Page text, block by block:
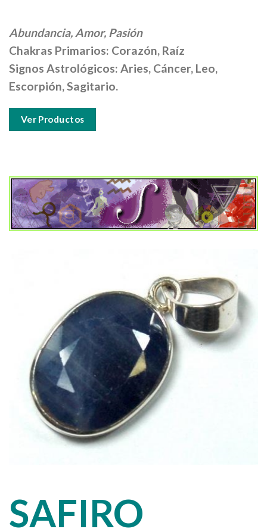
Abundancia, Amor, Pasión
Chakras Primarios: Corazón, Raíz
Signos Astrológicos: Aries, Cáncer, Leo,
Escorpión, Sagitario.
Ver Productos
SAFIRO